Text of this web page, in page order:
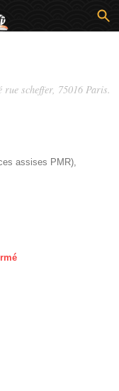
rue scheffer, 75016 Paris.
assises PMR),